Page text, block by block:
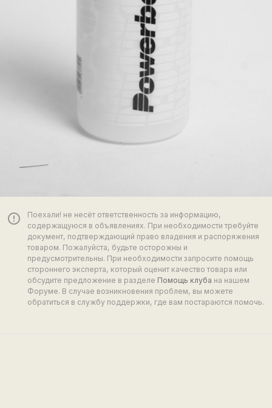
error_outline
Поехали! не несёт ответственность за информацию,
содержащуюся в объявлениях. При необходимости требуйте
документ, подтверждающий право владения и распоряжения
товаром. Пожалуйста, будьте осторожны и
предусмотрительны. При необходимости запросите помощь
стороннего эксперта, который оценит качество товара или
обсудите предложение в разделе Помощь клуба на нашем
Форуме. В случае возникновения проблем, вы можете
обратиться в службу поддержки, где вам постараются помочь.